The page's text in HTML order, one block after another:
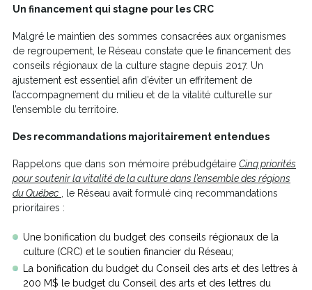
Un financement qui stagne pour les CRC
Malgré le maintien des sommes consacrées aux organismes
de regroupement, le Réseau constate que le financement des
conseils régionaux de la culture stagne depuis 2017. Un
ajustement est essentiel afin d’éviter un effritement de
l’accompagnement du milieu et de la vitalité culturelle sur
l’ensemble du territoire.
Des recommandations majoritairement entendues
Rappelons que dans son mémoire prébudgétaire Cinq priorités
pour soutenir la vitalité de la culture dans l’ensemble des régions
du Québec
Ce
lien
dans
une
nouvelle
fenêtre
, le Réseau avait formulé cinq recommandations
prioritaires :
Une bonification du budget des conseils régionaux de la
culture (CRC) et le soutien financier du Réseau;
La bonification du budget du Conseil des arts et des lettres à
200 M$ le budget du Conseil des arts et des lettres du